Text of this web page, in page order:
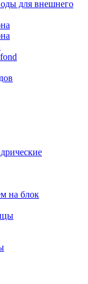
для внешнего
на блок